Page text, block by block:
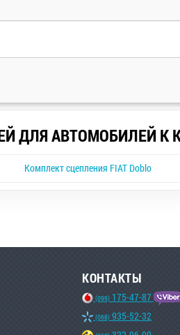
ДЛЯ АВТОМОБИЛЕЙ
Комплект сцепления FIAT Doblo
КОНТАКТЫ
(099) 175-47-87
(068) 935-52-32